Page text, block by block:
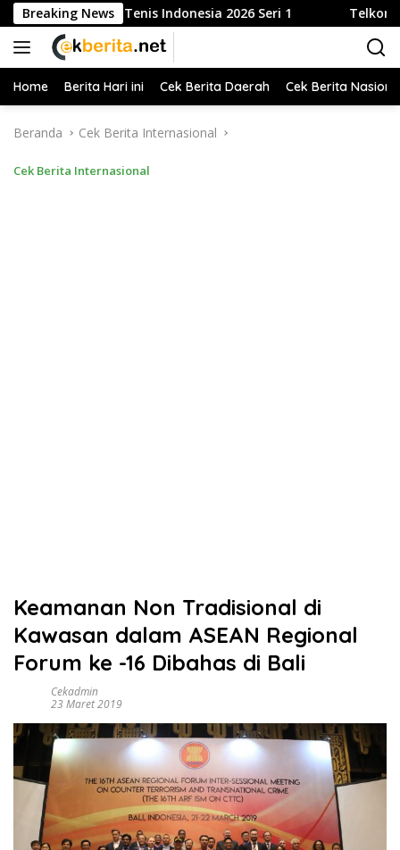
Langsung
ke
konten
Breaking News
Liga Tenis Indonesia 2026 Seri 1 Telkom
Home Berita Hari ini Cek Berita Daerah Cek Berita
Beranda Cek Berita Internasional
Cek Berita Internasional
Keamanan Non Tradisional di
Kawasan dalam ASEAN Regional
Forum ke -16 Dibahas di Bali
Cekadmin
23 Maret 2019